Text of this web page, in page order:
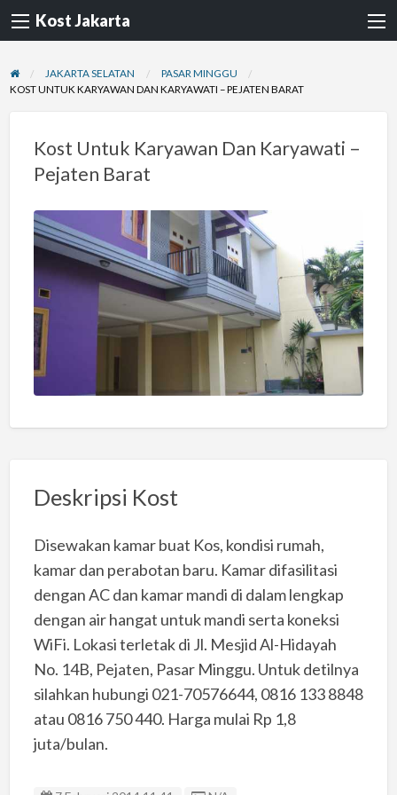
Kost Jakarta
JAKARTA SELATAN
PASAR MINGGU
KOST UNTUK KARYAWAN DAN KARYAWATI – PEJATEN BARAT
Kost Untuk Karyawan Dan Karyawati –
Pejaten Barat
Deskripsi Kost
Disewakan kamar buat Kos, kondisi rumah,
kamar dan perabotan baru. Kamar difasilitasi
dengan AC dan kamar mandi di dalam lengkap
dengan air hangat untuk mandi serta koneksi
WiFi. Lokasi terletak di Jl. Mesjid Al-Hidayah
No. 14B, Pejaten, Pasar Minggu. Untuk detilnya
silahkan hubungi 021-70576644, 0816 133 8848
atau 0816 750 440. Harga mulai Rp 1,8
juta/bulan.